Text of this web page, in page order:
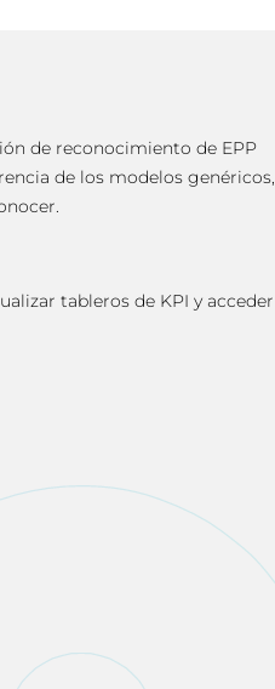
de reconocimiento de EPP
de los modelos genéricos,
tableros de KPI y acceder